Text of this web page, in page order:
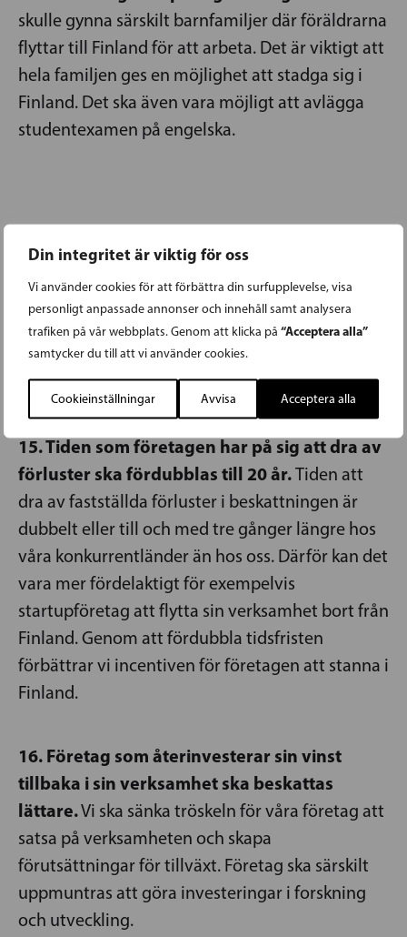
Din integritet är viktig för oss
Vi använder cookies för att förbättra din surfupplevelse, visa
personligt anpassade annonser och innehåll samt analysera
trafiken på vår webbplats. Genom att klicka på “Acceptera alla”
samtycker du till att vi använder cookies.
Cookieinställningar Avvisa Acceptera alla
skulle gynna särskilt barnfamiljer där föräldrarna
flyttar till Finland för att arbeta. Det är viktigt att
hela familjen ges en möjlighet att stadga sig i
Finland. Det ska även vara möjligt att avlägga
studentexamen på engelska.
VÅRA FÖRETAG SKA FÅ BÄTTRE
FÖRUTSÄTTNINGAR FÖR
TILLVÄXT
15. Tiden som företagen har på sig att dra av
förluster ska fördubblas till 20 år.Tiden att
dra av fastställda förluster i beskattningen är
dubbelt eller till och med tre gånger längre hos
våra konkurrentländer än hos oss. Därför kan det
vara mer fördelaktigt för exempelvis
startupföretag att flytta sin verksamhet bort från
Finland. Genom att fördubbla tidsfristen
förbättrar vi incentiven för företagen att stanna i
Finland.
16. Företag som återinvesterar sin vinst
tillbaka i sin verksamhet ska beskattas
lättare.Vi ska sänka tröskeln för våra företag att
satsa på verksamheten och skapa
förutsättningar för tillväxt. Företag ska särskilt
uppmuntras att göra investeringar i forskning
och utveckling.